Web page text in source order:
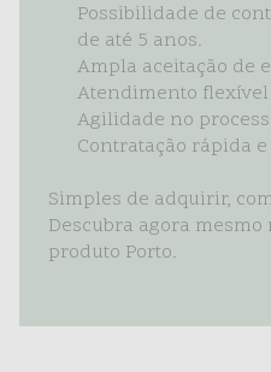
Possibilidade de
de até 5 anos.
Ampla aceitação de
Atendimento flexível
Agilidade no
Contratação rápida
Simples de adquirir,
Descubra agora
produto Porto.